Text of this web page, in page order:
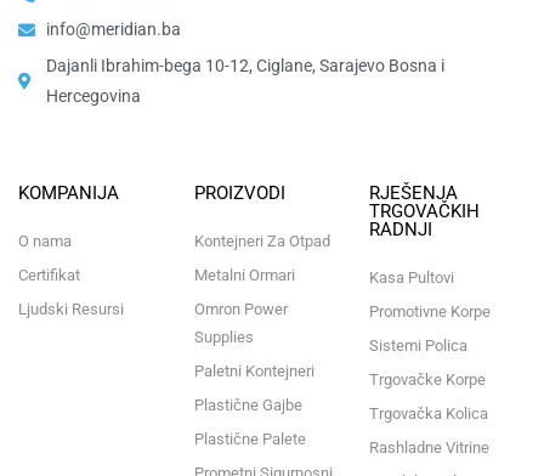
info@meridian.ba
Dajanli Ibrahim-bega 10-12, Ciglane, Sarajevo Bosna i
Hercegovina​
KOMPANIJA
O nama
Certifikat
Ljudski Resursi
PROIZVODI
Kontejneri Za Otpad
Metalni Ormari
Omron Power
Supplies
Paletni Kontejneri
Plastične Gajbe
Plastične Palete
RJEŠENJA
TRGOVAČKIH
RADNJI
Kasa Pultovi
Promotivne Korpe
Sistemi Polica
Trgovačke Korpe
Trgovačka Kolica
Rashladne Vitrine